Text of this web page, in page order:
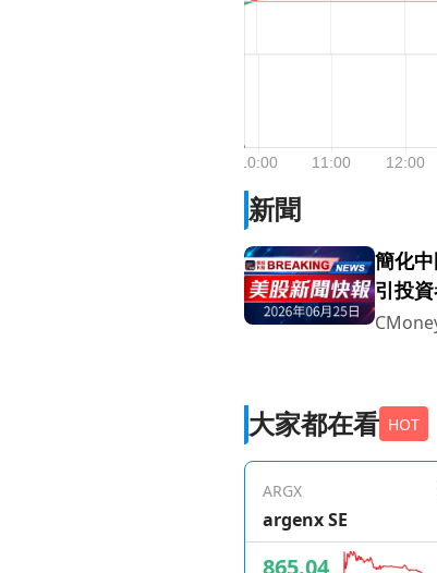
新聞
簡化
引投資
大家都在看 HOT
ARGX
argenx SE
865.04